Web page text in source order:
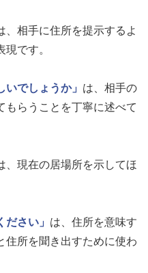
、相手に住所を提示するよ
です。
いでしょうか」 は、相手の
もらうことを丁寧に述べて
、現在の居場所を示してほ
ださい」 は、住所を意味す
住所を聞き出すために使わ